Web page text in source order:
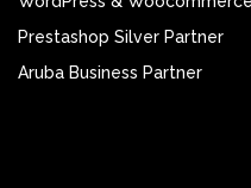
Prestashop Silver Partner
Aruba Business Partner